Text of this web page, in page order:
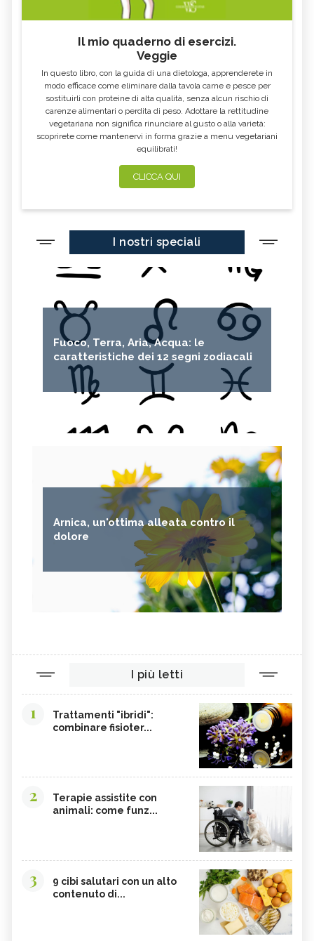
Il mio quaderno di esercizi.
Veggie
In questo libro, con la guida di una dietologa, apprenderete in
modo efficace come eliminare dalla tavola carne e pesce per
sostituirli con proteine di alta qualità, senza alcun rischio di
carenze alimentari o perdita di peso. Adottare la rettitudine
vegetariana non significa rinunciare al gusto o alla varietà:
scoprirete come mantenervi in forma grazie a menu vegetariani
equilibrati!
CLICCA QUI
I nostri speciali
Fuoco, Terra, Aria, Acqua: le
caratteristiche dei 12 segni zodiacali
Arnica, un'ottima alleata contro il
dolore
I più letti
1
Trattamenti "ibridi":
combinare fisioter...
2
Terapie assistite con
animali: come funz...
3
9 cibi salutari con un alto
contenuto di...